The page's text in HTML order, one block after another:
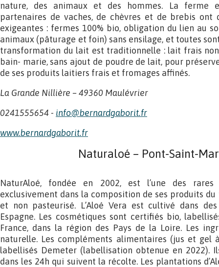
nature, des animaux et des hommes. La ferme
partenaires de vaches, de chèvres et de brebis ont
exigeantes : fermes 100% bio, obligation du lien au
animaux (pâturage et foin) sans ensilage, et toutes
transformation du lait est traditionnelle : lait frais
bain- marie, sans ajout de poudre de lait, pour
de ses produits laitiers frais et fromages affinés.
La Grande Nillière – 49360 Maulévrier
0241555654 - info@bernardgaborit.fr
www.bernardgaborit.fr
Naturaloé – Pont-Saint-
NaturAloé, fondée en 2002, est l’une des
exclusivement dans la composition de ses produits du
et non pasteurisé. L’Aloé Vera est cultivé dans
Espagne. Les cosmétiques sont certifiés bio,
France, dans la région des Pays de la Loire. Les
naturelle. Les compléments alimentaires (jus et
labellisés Demeter (labellisation obtenue en 2022).
dans les 24h qui suivent la récolte. Les plantations